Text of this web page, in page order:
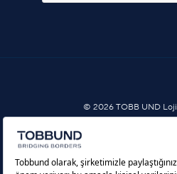
© 2026 TOBB UND